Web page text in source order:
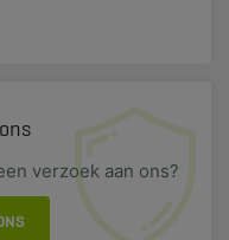
verzoek aan ons?